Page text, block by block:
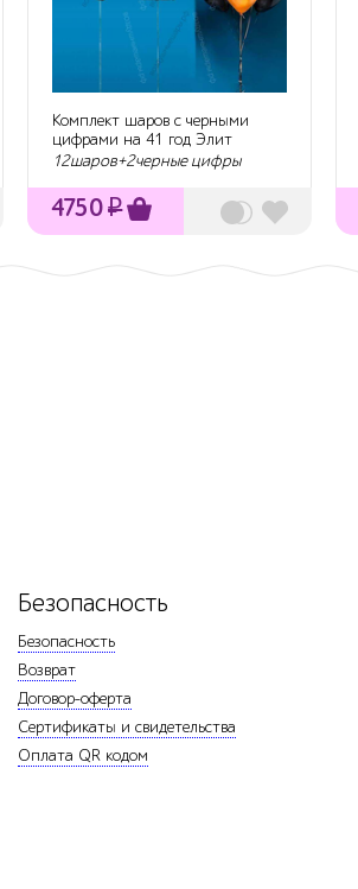
Комплект шаров с черными
цифрами на 41 год Элит
12шаров+2черные цифры
4750₽
Безопасность
Безопасность
Возврат
Договор-оферта
Сертификаты и свидетельства
Оплата QR кодом